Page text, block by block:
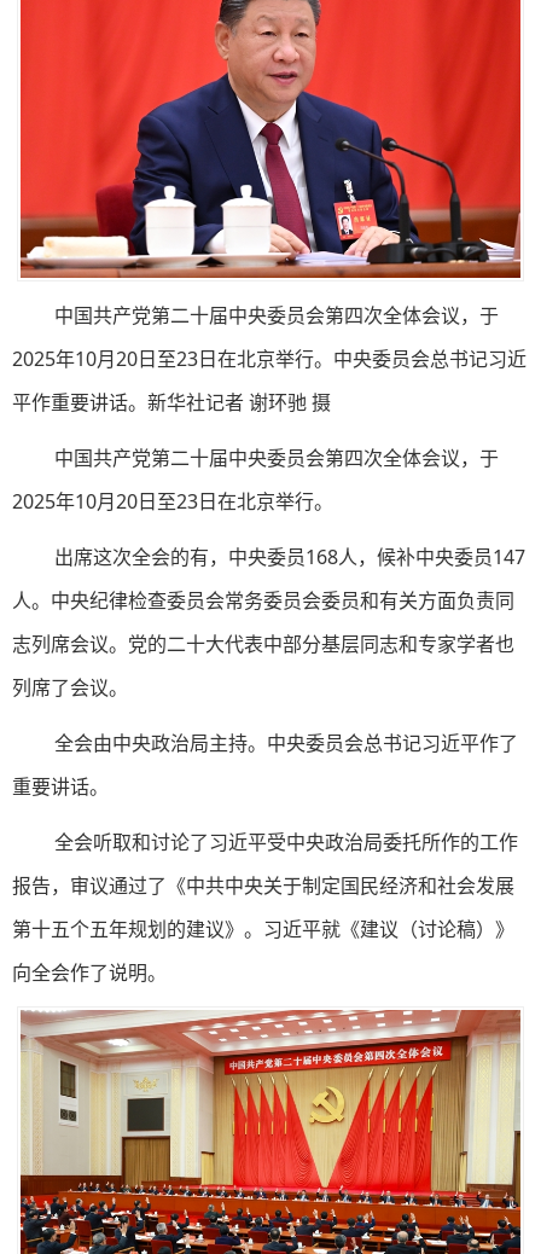
中国共产党第二十届中央委员会第四次全体会议，于
2025年10月20日至23日在北京举行。中央委员会总书记习近
平作重要讲话。新华社记者 谢环驰 摄
中国共产党第二十届中央委员会第四次全体会议，于
2025年10月20日至23日在北京举行。
出席这次全会的有，中央委员168人，候补中央委员147
人。中央纪律检查委员会常务委员会委员和有关方面负责同
志列席会议。党的二十大代表中部分基层同志和专家学者也
列席了会议。
全会由中央政治局主持。中央委员会总书记习近平作了
重要讲话。
全会听取和讨论了习近平受中央政治局委托所作的工作
报告，审议通过了《中共中央关于制定国民经济和社会发展
第十五个五年规划的建议》。习近平就《建议（讨论稿）》
向全会作了说明。